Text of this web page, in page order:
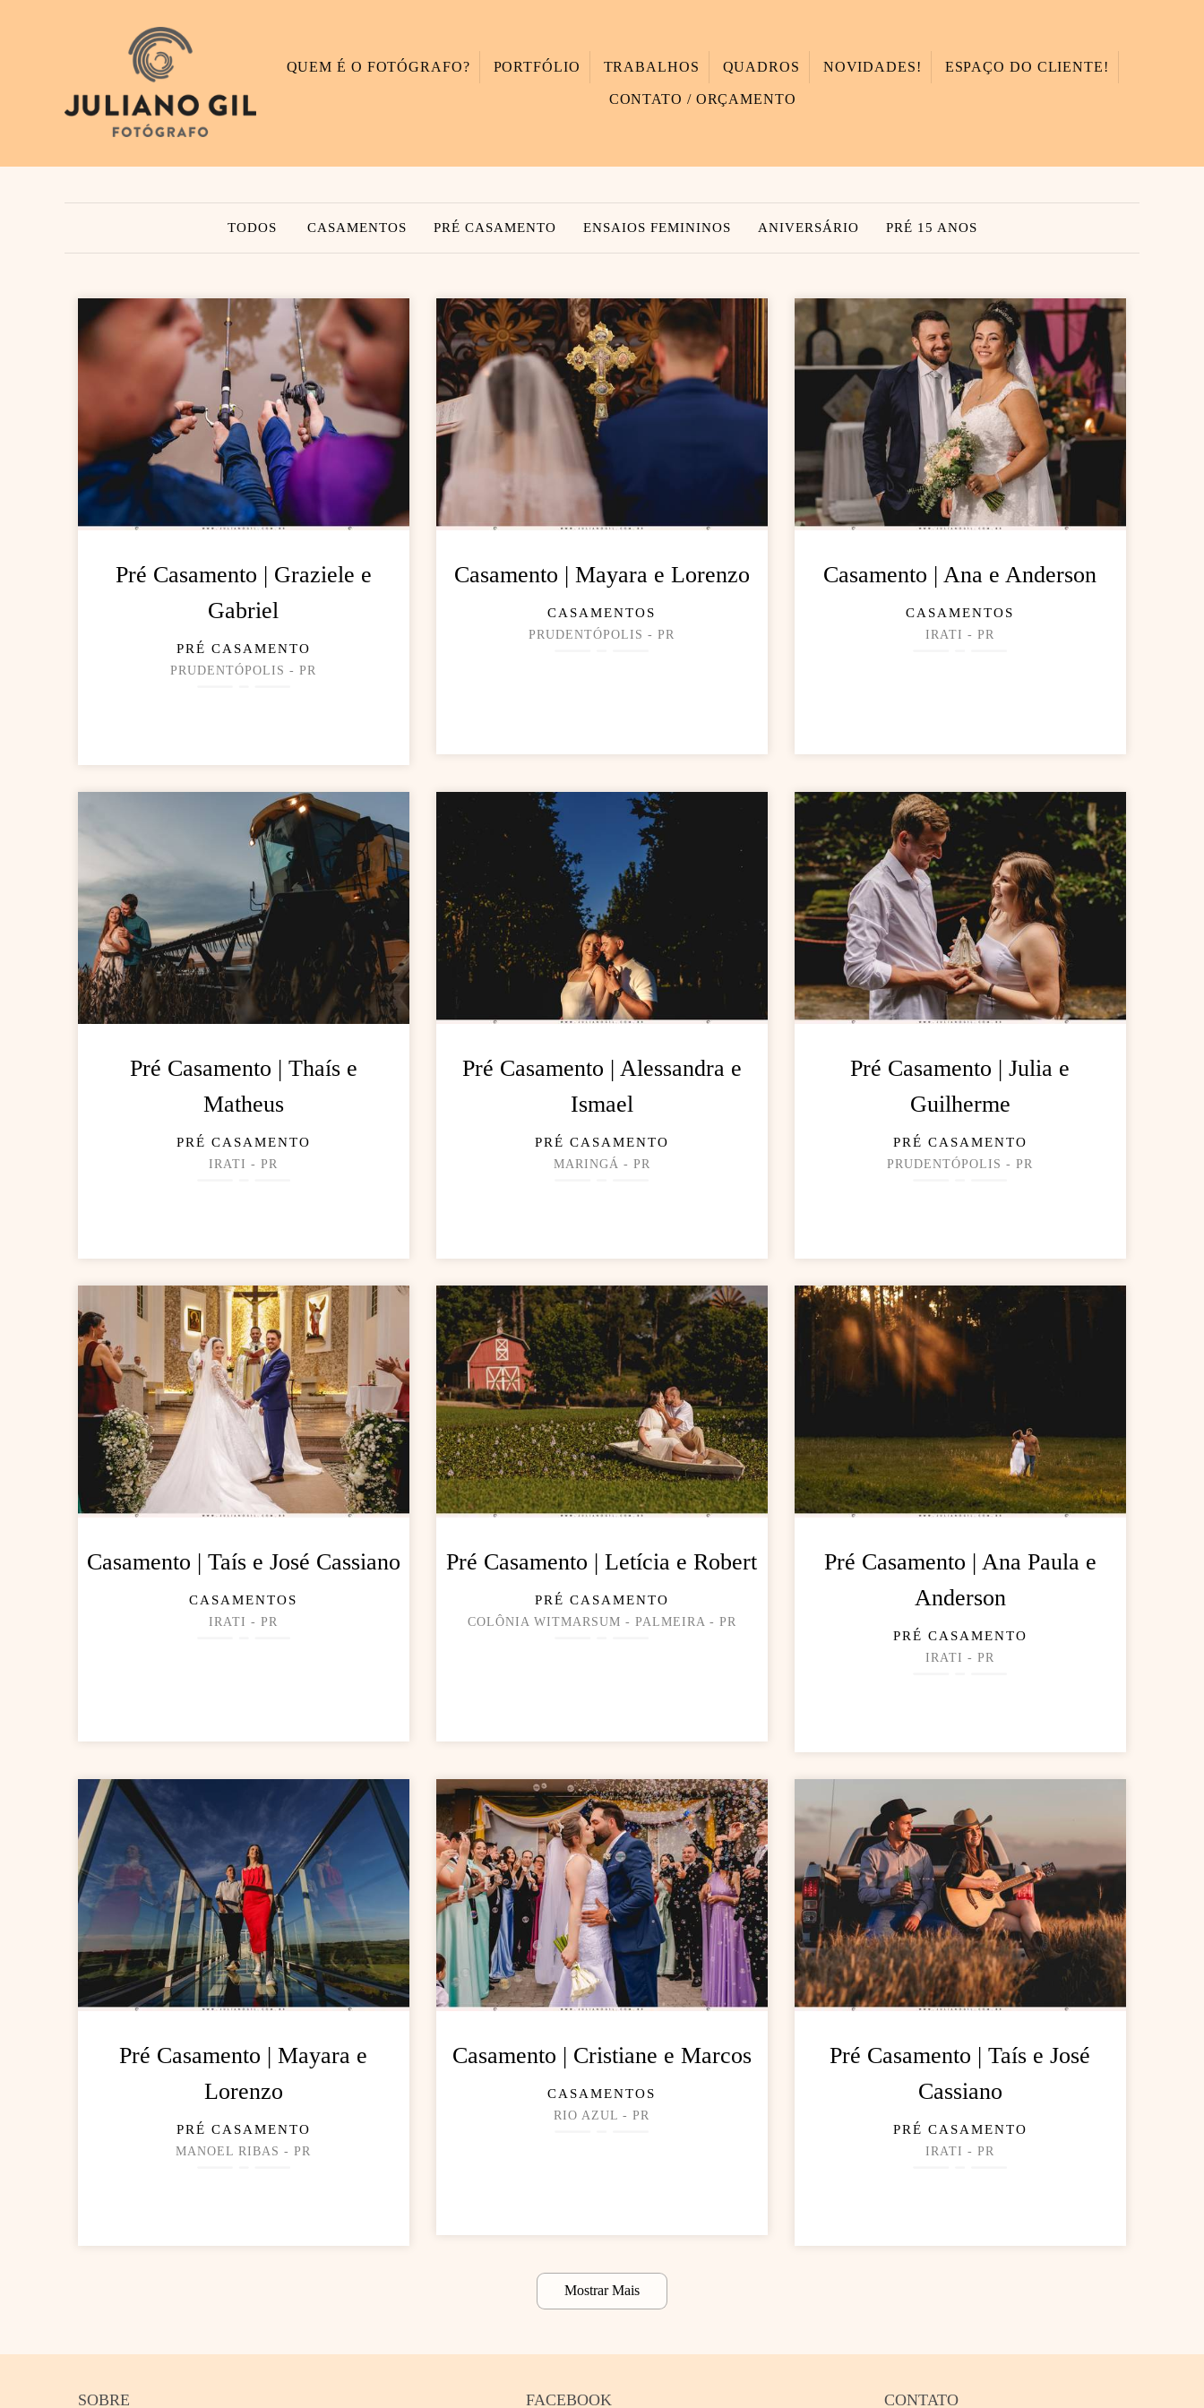
QUEM É O FOTÓGRAFO? PORTFÓLIO TRABALHOS QUADROS NOVIDADES! ESPAÇO DO CLIENTE!
CONTATO / ORÇAMENTO
TODOS CASAMENTOS PRÉ CASAMENTO ENSAIOS FEMININOS ANIVERSÁRIO PRÉ 15 ANOS
Pré Casamento | Graziele e
Gabriel
PRÉ CASAMENTO
PRUDENTÓPOLIS - PR
Casamento | Mayara e Lorenzo
CASAMENTOS
PRUDENTÓPOLIS - PR
Casamento | Ana e Anderson
CASAMENTOS
IRATI - PR
Pré Casamento | Thaís e
Matheus
PRÉ CASAMENTO
IRATI - PR
Pré Casamento | Alessandra e
Ismael
PRÉ CASAMENTO
MARINGÁ - PR
Pré Casamento | Julia e
Guilherme
PRÉ CASAMENTO
PRUDENTÓPOLIS - PR
Casamento | Taís e José Cassiano
CASAMENTOS
IRATI - PR
Pré Casamento | Letícia e Robert
PRÉ CASAMENTO
COLÔNIA WITMARSUM - PALMEIRA - PR
Pré Casamento | Ana Paula e
Anderson
PRÉ CASAMENTO
IRATI - PR
Pré Casamento | Mayara e
Lorenzo
PRÉ CASAMENTO
MANOEL RIBAS - PR
Casamento | Cristiane e Marcos
CASAMENTOS
RIO AZUL - PR
Pré Casamento | Taís e José
Cassiano
PRÉ CASAMENTO
IRATI - PR
Mostrar Mais
SOBRE FACEBOOK CONTATO